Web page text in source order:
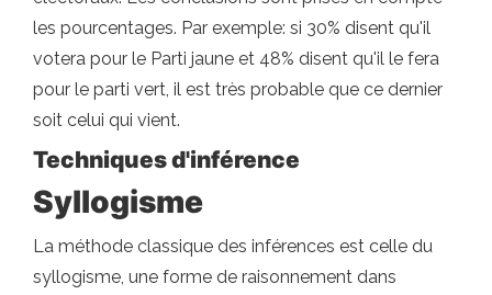
les pourcentages. Par exemple: si 30% disent qu'il
votera pour le Parti jaune et 48% disent qu'il le fera
pour le parti vert, il est très probable que ce dernier
soit celui qui vient.
Techniques d'inférence
Syllogisme
La méthode classique des inférences est celle du
syllogisme, une forme de raisonnement dans